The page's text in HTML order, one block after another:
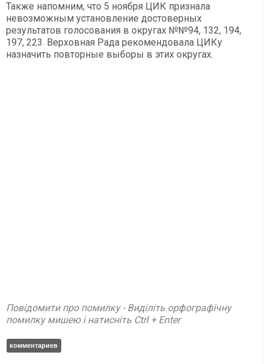
Также напомним, что 5 ноября ЦИК признала
невозможным установление достоверных
результатов голосования в округах №№94, 132, 194,
197, 223. Верховная Рада рекомендовала ЦИКу
назначить повторные выборы в этих округах.
Повідомити про помилку - Виділіть орфографічну
помилку мишею і натисніть Ctrl + Enter
комментариев